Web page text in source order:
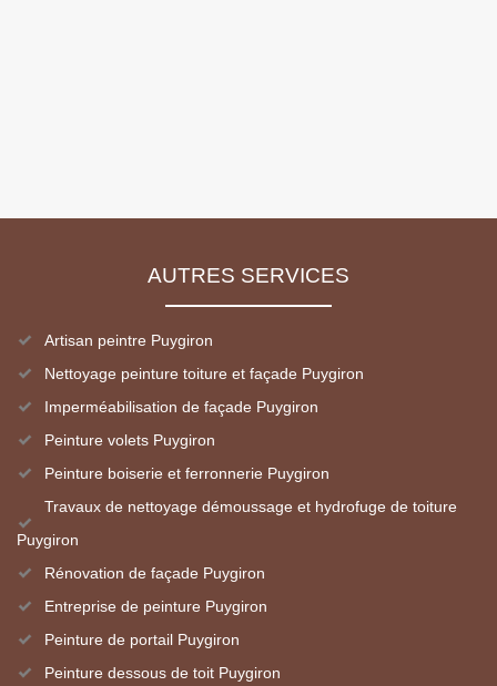
AUTRES SERVICES
Artisan peintre Puygiron
Nettoyage peinture toiture et façade Puygiron
Imperméabilisation de façade Puygiron
Peinture volets Puygiron
Peinture boiserie et ferronnerie Puygiron
Travaux de nettoyage démoussage et hydrofuge de toiture
Puygiron
Rénovation de façade Puygiron
Entreprise de peinture Puygiron
Peinture de portail Puygiron
Peinture dessous de toit Puygiron